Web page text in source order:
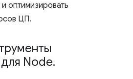
оптимизировать
ЦП.
Node.